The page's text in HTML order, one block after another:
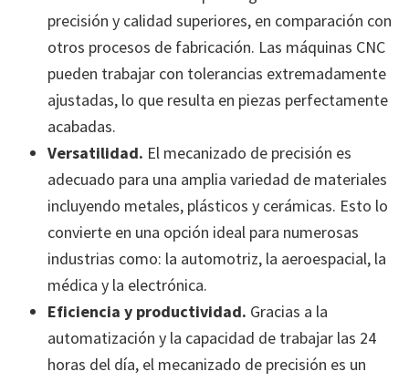
precisión y calidad superiores, en comparación con
otros procesos de fabricación. Las máquinas CNC
pueden trabajar con tolerancias extremadamente
ajustadas, lo que resulta en piezas perfectamente
acabadas.
Versatilidad. El mecanizado de precisión es
adecuado para una amplia variedad de materiales
incluyendo metales, plásticos y cerámicas. Esto lo
convierte en una opción ideal para numerosas
industrias como: la automotriz, la aeroespacial, la
médica y la electrónica.
Eficiencia y productividad. Gracias a la
automatización y la capacidad de trabajar las 24
horas del día, el mecanizado de precisión es un